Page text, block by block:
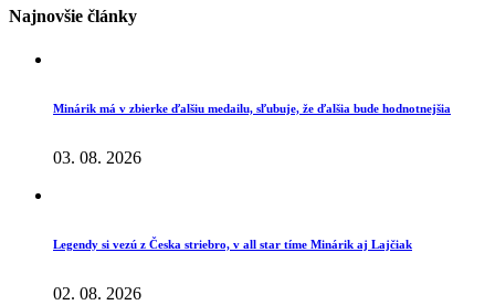
Najnovšie články
Minárik má v zbierke ďalšiu medailu, sľubuje, že ďalšia bude hodnotnejšia
03. 08. 2026
Legendy si vezú z Česka striebro, v all star tíme Minárik aj Lajčiak
02. 08. 2026